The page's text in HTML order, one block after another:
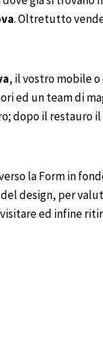
. Oltretutto
, il vostro mobile
ed un team di
dopo il
la Form in
design, per
ed infine